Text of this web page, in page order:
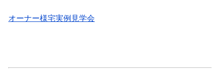
オーナー様宅実例見学会